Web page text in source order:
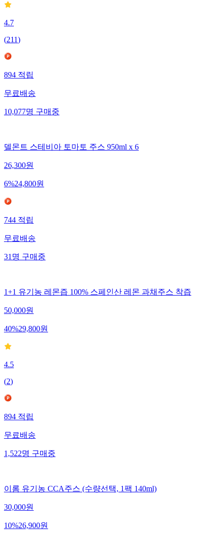
4.7
(211)
894 적립
무료배송
10,077명 구매중
델몬트 스테비아 토마토 주스 950ml x 6
26,300원
6%24,800원
744적립
무료배송
31명구매중
1+1 유기농 레몬즙 100% 스페인산 레몬 과채주스 착즙
50,000원
40%29,800원
4.5
(2)
894적립
무료배송
1,522명구매중
이롬 유기농 CCA주스 (수량선택, 1팩 140ml)
30,000원
10%26,900원